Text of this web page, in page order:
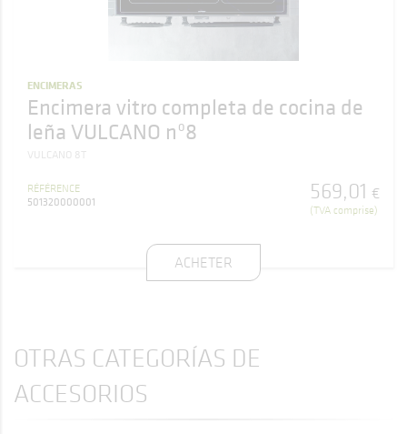
ENCIMERAS
Encimera vitro completa de cocina de
leña VULCANO nº8
VULCANO 8T
RÉFÉRENCE
501320000001
569,01 €
(TVA comprise)
ACHETER
OTRAS CATEGORÍAS DE
ACCESORIOS